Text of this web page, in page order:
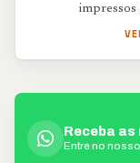
impressos
Receba
Entre no